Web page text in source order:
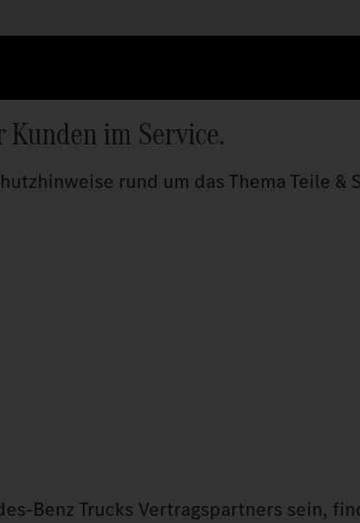
im Service.
rund um das Thema Teile &
Trucks Vertragspartners sein,